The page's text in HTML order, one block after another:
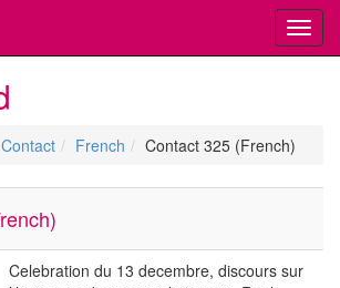
Contact French Contact 325 (French)
Celebration du 13 decembre, discours sur